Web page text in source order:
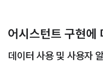
어시스턴트 구현에
데이터 사용 및 사용자